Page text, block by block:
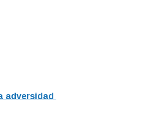
adversidad